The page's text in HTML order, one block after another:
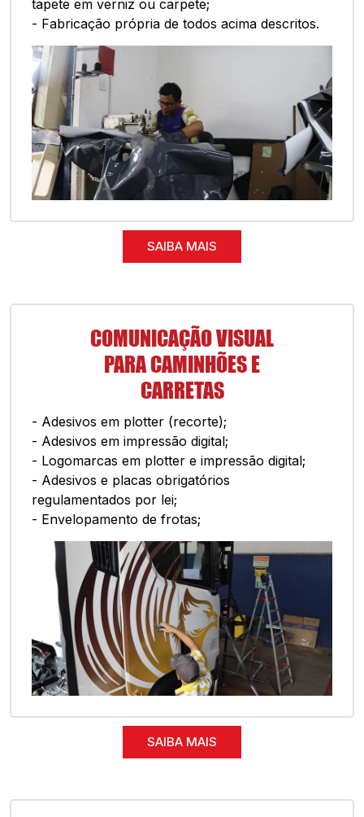
tapete em verniz ou carpete;
- Fabricação própria de todos acima descritos.
SAIBA MAIS
COMUNICAÇÃO VISUAL
PARA CAMINHÕES E
CARRETAS
- Adesivos em plotter (recorte);
- Adesivos em impressão digital;
- Logomarcas em plotter e impressão digital;
- Adesivos e placas obrigatórios
regulamentados por lei;
- Envelopamento de frotas;
SAIBA MAIS